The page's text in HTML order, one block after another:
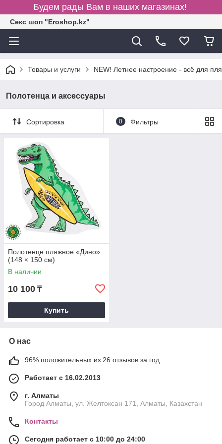
Будем рады Вам в наших магазинах!
Секс шоп "Eroshop.kz"
Товары и услуги NEW! Летнее настроение - всё для
Полотенца и аксессуары
Сортировка 0 Фильтры
Полотенце пляжное «Дино»
(148 × 150 см)
В наличии
10 100 ₸
Купить
О нас
96% положительных из 26 отзывов за год
Работает с 16.02.2013
г. Алматы
Город Алматы, ул. Желтоксан 171, Алматы, Казахстан
Контакты
Сегодня работает с 10:00 до 24:00